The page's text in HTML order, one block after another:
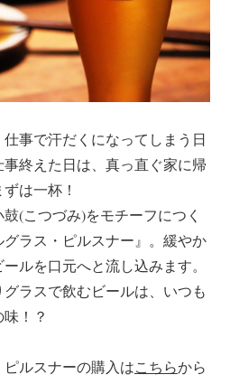
事で汗だくになってしまう日
終えた日は、真っ直ぐ家に帰
は一杯！
(こつづみ)をモチーフにつく
ラス・ピルスナー』。緩やか
ルを口元へと流し込みます。
ラスで飲むビールは、いつも
！？
ルスナーの購入はこちらから